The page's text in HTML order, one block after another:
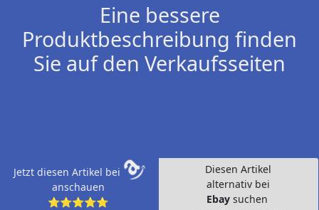
Eine bessere
Produktbeschreibung finden
Sie auf den Verkaufsseiten
Jetzt diesen Artikel bei
anschauen
⭐⭐⭐⭐⭐
Diesen Artikel
alternativ bei
Ebay suchen